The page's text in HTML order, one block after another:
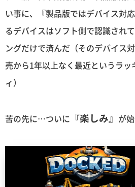
い事に、『製品版ではデバイス対
るデバイスはソフト側で認識され
ングだけで済んだ（そのデバイス
売から1年以上なく最近というラ
ィ）
苦の先に…ついに 『楽しみ』 が